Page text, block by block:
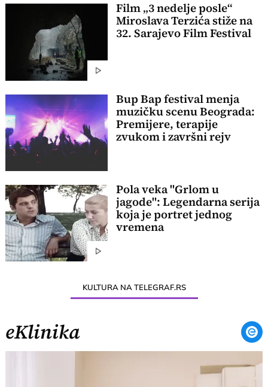
Film „3 nedelje posle“
Miroslava Terzića stiže na
32. Sarajevo Film Festival
Bup Bap festival menja
muzičku scenu Beograda:
Premijere, terapije
zvukom i završni rejv
Pola veka "Grlom u
jagode": Legendarna serija
koja je portret jednog
vremena
KULTURA NA TELEGRAF.RS
eKlinika